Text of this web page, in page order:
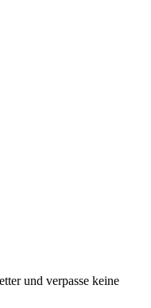
und verpasse keine